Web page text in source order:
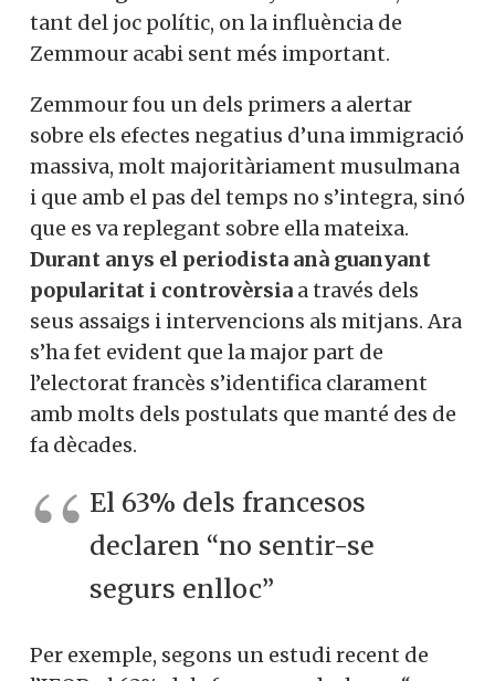
tant del joc polític, on la influència de
Zemmour acabi sent més important.
Zemmour fou un dels primers a alertar
sobre els efectes negatius d’una immigració
massiva, molt majoritàriament musulmana
i que amb el pas del temps no s’integra, sinó
que es va replegant sobre ella mateixa.
Durant anys el periodista anà guanyant
popularitat i controvèrsia a través dels
seus assaigs i intervencions als mitjans. Ara
s’ha fet evident que la major part de
l’electorat francès s’identifica clarament
amb molts dels postulats que manté des de
fa dècades.
El 63% dels francesos
declaren “no sentir-se
segurs enlloc”
Per exemple, segons un estudi recent de